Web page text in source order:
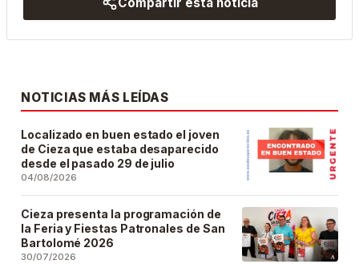
NOTICIAS MÁS LEÍDAS
Localizado en buen estado el joven
de Cieza que estaba desaparecido
desde el pasado 29 de julio
04/08/2026
Cieza presenta la programación de
la Feria y Fiestas Patronales de San
Bartolomé 2026
30/07/2026